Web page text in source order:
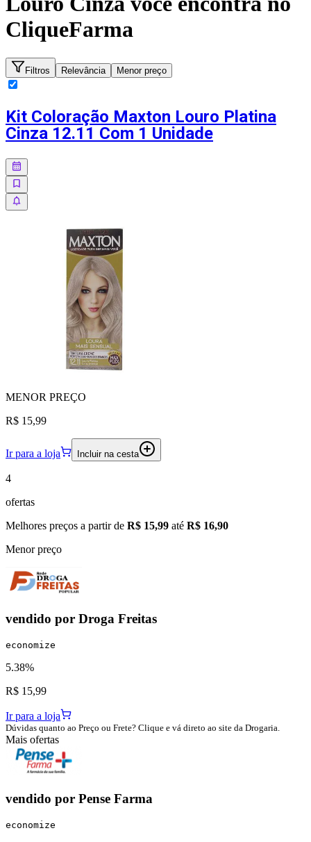
CliqueFarma
Filtros Relevância Menor preço
Kit Coloração Maxton Louro Platina
Cinza 12.11 Com 1 Unidade
MENOR PREÇO
R$ 15,99
Ir para a loja Incluir na cesta
4
ofertas
Melhores preços a partir de R$ 15,99 até R$ 16,90
Menor preço
vendido por Droga Freitas
economize
5.38%
R$ 15,99
Ir para a loja
Dúvidas quanto ao Preço ou Frete? Clique e vá direto ao site da Drogaria.
Mais ofertas
vendido por Pense Farma
economize